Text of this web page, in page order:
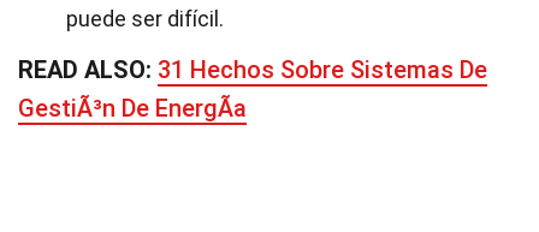
puede ser difícil.
READ ALSO: 31 Hechos Sobre Sistemas De
GestiÃ³n De EnergÃ­a